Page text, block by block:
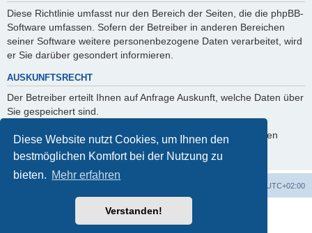
Diese Website nutzt Cookies, um Ihnen den
bestmöglichen Komfort bei der Nutzung zu
bieten. Mehr erfahren
Verstanden!
Diese Richtlinie umfasst nur den Bereich der Seiten, die die phpBB-
Software umfassen. Sofern der Betreiber in anderen Bereichen
seiner Software weitere personenbezogene Daten verarbeitet, wird
er Sie darüber gesondert informieren.
AUSKUNFTSRECHT
Der Betreiber erteilt Ihnen auf Anfrage Auskunft, welche Daten über
Sie gespeichert sind.
Sie können jederzeit die Löschung bzw. Sperrung Ihrer Daten
verlangen. Kontaktieren Sie hierzu bitte den Betreiber.
UTC+02:00
Powered byphpBB® Forum Software © phpBB Limited
phpBB.de